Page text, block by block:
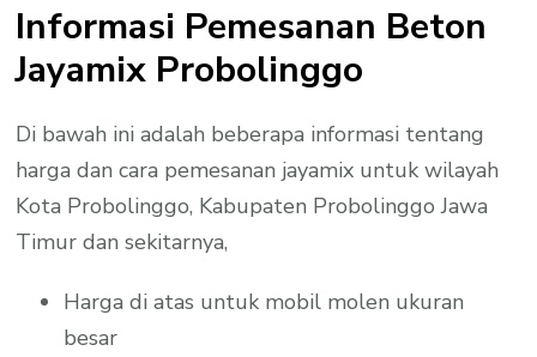
Informasi Pemesanan Beton
Jayamix Probolinggo
Di bawah ini adalah beberapa informasi tentang
harga dan cara pemesanan jayamix untuk wilayah
Kota Probolinggo, Kabupaten Probolinggo Jawa
Timur dan sekitarnya,
Harga di atas untuk mobil molen ukuran
besar